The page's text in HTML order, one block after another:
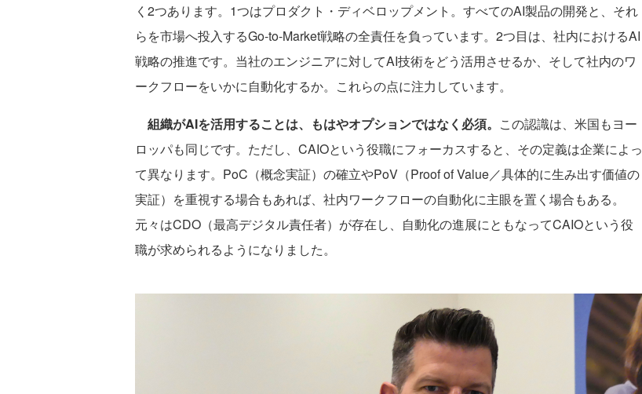
く2つあります。1つはプロダクト・ディベロップメント。すべてのAI製品の開発と、それ
らを市場へ投入するGo-to-Market戦略の全責任を負っています。2つ目は、社内におけるAI
戦略の推進です。当社のエンジニアに対してAI技術をどう活用させるか、そして社内のワ
ークフローをいかに自動化するか。これらの点に注力しています。
組織がAIを活用することは、もはやオプションではなく必須。 この認識は、米国もヨー
ロッパも同じです。ただし、CAIOという役職にフォーカスすると、その定義は企業によっ
て異なります。PoC（概念実証）の確立やPoV（Proof of Value／具体的に生み出す価値の
実証）を重視する場合もあれば、社内ワークフローの自動化に主眼を置く場合もある。
元々はCDO（最高デジタル責任者）が存在し、自動化の進展にともなってCAIOという役
職が求められるようになりました。